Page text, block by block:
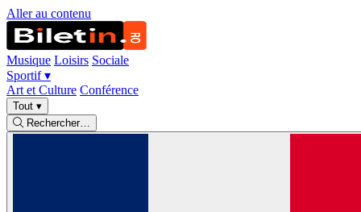
Aller au contenu
Musique Loisirs Sociale
Sportif▾
Art et Culture Conférence
Tout ▾
Rechercher…